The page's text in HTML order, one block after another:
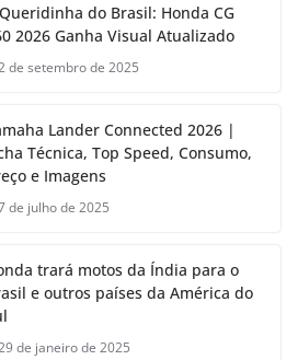
do Brasil: Honda CG
2026 Ganha Visual Atualizado
de setembro de 2025
Lander Connected 2026 |
Técnica, Top Speed, Consumo,
e Imagens
de julho de 2025
trará motos da Índia para o
e outros países da América do
de janeiro de 2025